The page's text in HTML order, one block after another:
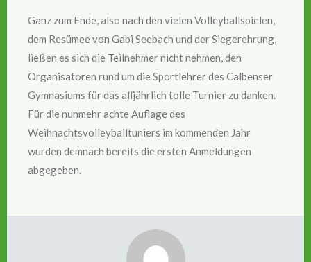
Ganz zum Ende, also nach den vielen Volleyballspielen,
dem Resümee von Gabi Seebach und der Siegerehrung,
ließen es sich die Teilnehmer nicht nehmen, den
Organisatoren rund um die Sportlehrer des Calbenser
Gymnasiums für das alljährlich tolle Turnier zu danken.
Für die nunmehr achte Auflage des
Weihnachtsvolleyballtuniers im kommenden Jahr
wurden demnach bereits die ersten Anmeldungen
abgegeben.